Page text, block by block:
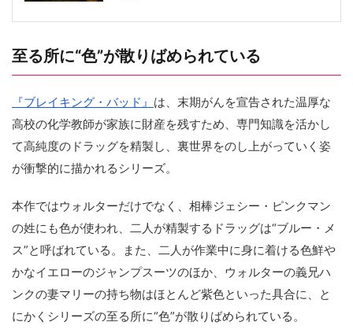
至る所に“色”が散りばめられている
『ブレイキング・バッド』 は、末期がんを宣告された温厚な
高校の化学教師が家族に財産を残すため、専門知識を活かし
て高純度のドラッグを精製し、裏世界をのし上がっていく姿
が衝撃的に描かれるシリーズ。
本作ではウォルターだけでなく、相棒ジェシー・ピンクマン
の姓にも色が使われ、二人が精製するドラッグは“ブルー・メ
ス”と呼ばれている。また、二人が作業中に身に着ける色鮮や
かなイエローのジャンプスーツのほか、ウォルターの義兄ハ
ンクの妻マリーの持ち物はほとんど紫色といった具合に、と
にかくシリーズの至る所に“色”が散りばめられている。